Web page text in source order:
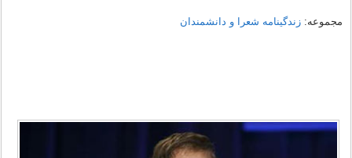
مجموعه:زندگینامه شعرا و دانشمندان